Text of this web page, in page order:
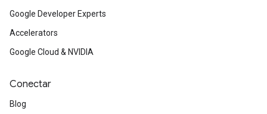
Google Developer Experts
Accelerators
Google Cloud & NVIDIA
Conectar
Blog